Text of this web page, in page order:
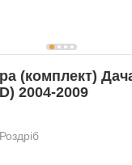
(комплект)
2004-2009
Роздріб